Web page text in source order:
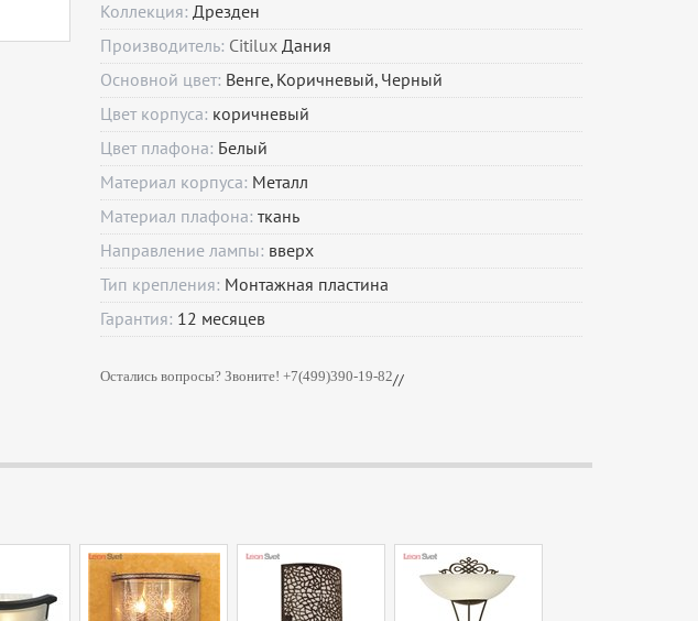
Коллекция: Дрезден
Производитель: CitiluxДания
Основной цвет: Венге, Коричневый, Черный
Цвет корпуса: коричневый
Цвет плафона: Белый
Материал корпуса: Металл
Материал плафона: ткань
Направление лампы: вверх
Тип крепления: Монтажная пластина
Гарантия: 12 месяцев
Остались вопросы? Звоните! +7(499)390-19-82//